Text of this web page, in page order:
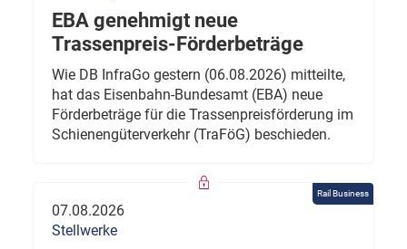
EBA genehmigt neue
Trassenpreis-Förderbeträge
Wie DB InfraGo gestern (06.08.2026) mitteilte,
hat das Eisenbahn-Bundesamt (EBA) neue
Förderbeträge für die Trassenpreisförderung im
Schienengüterverkehr (TraFöG) beschieden.
Rail Business
07.08.2026
Stellwerke